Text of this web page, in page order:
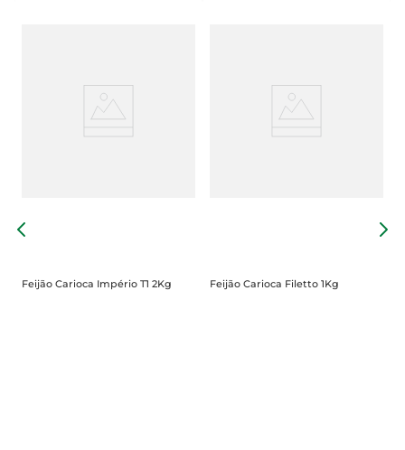
Feijão Carioca Império T1 2Kg Feijão Carioca Filetto 1Kg